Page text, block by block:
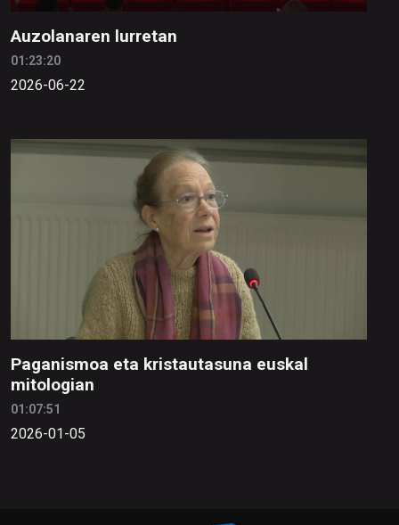
Auzolanaren lurretan
01:23:20
2026-06-22
Paganismoa eta kristautasuna euskal
mitologian
01:07:51
2026-01-05